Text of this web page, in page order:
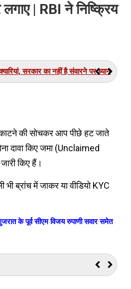
| RBI ने निष्क्रिय
सरकार का नहीं है संवारने पर ध्यान
की सोचकर आप पीछे हट जाते
दावा किए जमा (Unclaimed
किए हैं।
ब्रांच में जाकर या वीडियो KYC
के पूर्व सीएम विजय रुपाणी सवार समेत
सांसें, डॉक्टरों ने घोषित कर दिया था मृत